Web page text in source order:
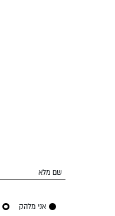
שם מלא
אני מלהק